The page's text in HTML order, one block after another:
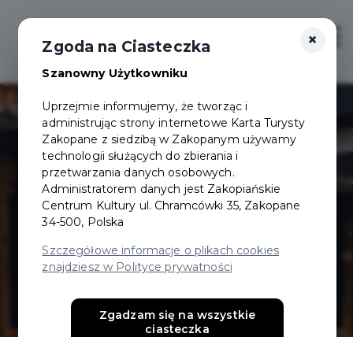
Login/Rejestracja
Góralska
Kryjówka
Karczma
×
Zgoda na Ciasteczka
Szanowny Użytkowniku
Uprzejmie informujemy, że tworząc i
administrując strony internetowe Karta Turysty
Zakopane z siedzibą w Zakopanym używamy
technologii służących do zbierania i
przetwarzania danych osobowych.
Administratorem danych jest Zakopiańskie
Centrum Kultury ul. Chramcówki 35, Zakopane
34-500, Polska
Szczegółowe informacje o plikach cookies
znajdziesz w Polityce prywatności
Zgadzam się na wszystkie
ciasteczka